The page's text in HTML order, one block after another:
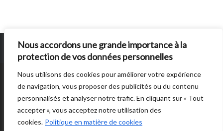
Nous accordons une grande importance à la
protection de vos données personnelles
Nous utilisons des cookies pour améliorer votre expérience
de navigation, vous proposer des publicités ou du contenu
personnalisés et analyser notre trafic. En cliquant sur « Tout
accepter », vous acceptez notre utilisation des
cookies. Politique en matière de cookies
SUN BURNS OUTEST UN SITE ÉDITE PARAUTRES DIRECTIONS. © 2014 -
2026 -POLITIQUE DE CONFIDENTIALITÉ